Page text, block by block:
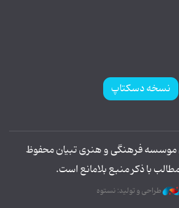
نسخه دسکتاپ
موسسه فرهنگی و هنری تبیان محفوظ
با ذکر منبع بلامانع است.
طراحی و تولید: نستوه